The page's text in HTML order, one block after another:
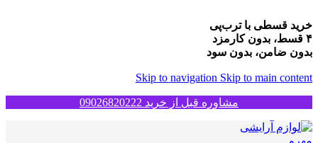
خرید قسطی با ترب‌پی
۴ قسط، بدون کارمزد
بدون ضامن، بدون سود
Skip to navigation Skip to main content
مشاوره قبل از خرید 09026820222